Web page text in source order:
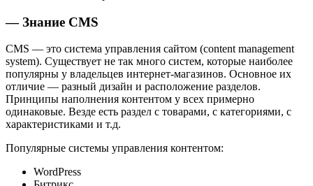
— Знание CMS
CMS — это система управления сайтом (content management
system). Существует не так много систем, которые наиболее
популярны у владельцев интернет-магазинов. Основное их
отличие — разный дизайн и расположение разделов.
Принципы наполнения контентом у всех примерно
одинаковые. Везде есть раздел с товарами, с категориями, с
характеристиками и т.д.
Популярные системы управления контентом:
WordPress